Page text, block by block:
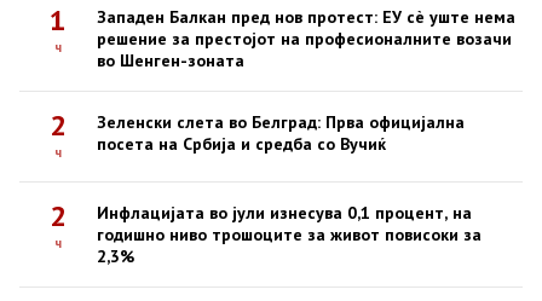
1
ч
Западен Балкан пред нов протест: ЕУ сè уште нема
решение за престојот на професионалните возачи
во Шенген-зоната
2
ч
Зеленски слета во Белград: Прва официјална
посета на Србија и средба со Вучиќ
2
ч
Инфлацијата во јули изнесува 0,1 процент, на
годишно ниво трошоците за живот повисоки за
2,3%